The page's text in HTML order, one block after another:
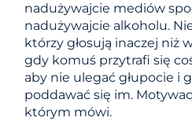
nadużywajcie mediów
nadużywajcie alkoholu.
którzy głosują inaczej niż
gdy komuś przytrafi się
aby nie ulegać głupocie i
poddawać się im.
którym mówi.